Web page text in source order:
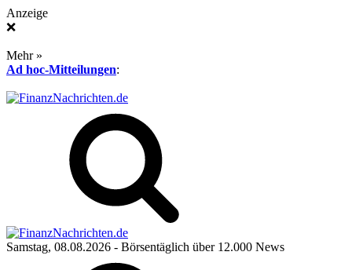
Anzeige
❌
Mehr »
Ad hoc-Mitteilungen:
Samstag, 08.08.2026 - Börsentäglich über 12.000 News